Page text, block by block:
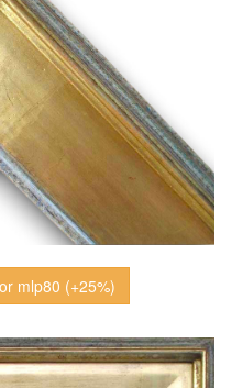
mlp80 (+25%)